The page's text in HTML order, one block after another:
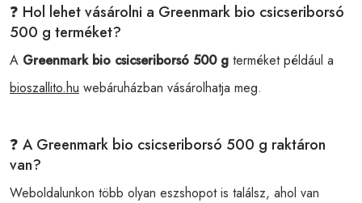
❓ Hol lehet vásárolni a Greenmark bio csicseriborsó
500 g terméket?
A Greenmark bio csicseriborsó 500 g terméket például a
bioszallito.hu webáruházban vásárolhatja meg.
❓ A Greenmark bio csicseriborsó 500 g raktáron
van?
Weboldalunkon több olyan eszshopot is találsz, ahol van